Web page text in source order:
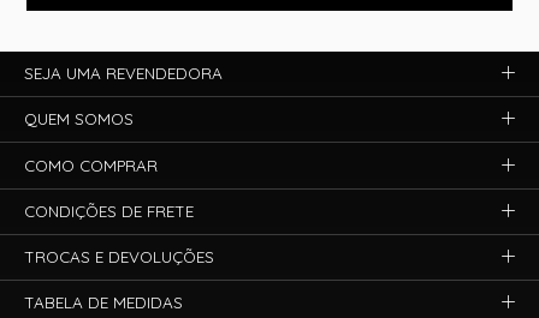
SEJA UMA REVENDEDORA
QUEM SOMOS
COMO COMPRAR
CONDIÇÕES DE FRETE
TROCAS E DEVOLUÇÕES
TABELA DE MEDIDAS